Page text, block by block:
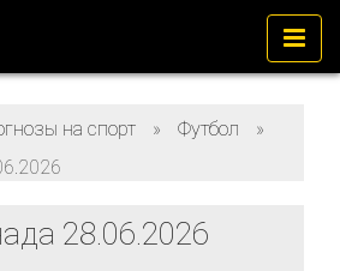
на спорт » Футбол
»
28.06.2026